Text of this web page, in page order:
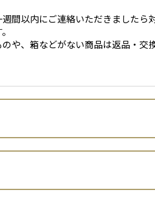
間以内にご連絡いただきましたら
や、箱などがない商品は返品・交